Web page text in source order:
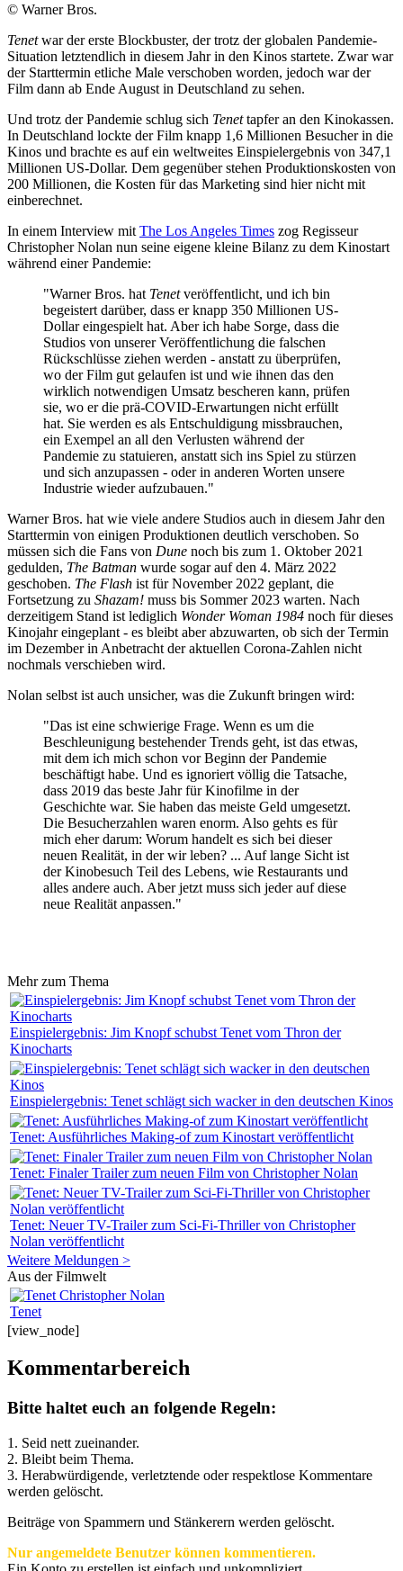
© Warner Bros.
Tenetwar der erste Blockbuster, der trotz der globalen Pandemie-
Situation letztendlich in diesem Jahr in den Kinos startete. Zwar war
der Starttermin etliche Male verschoben worden, jedoch war der
Film dann ab Ende August in Deutschland zu sehen.
Und trotz der Pandemie schlug sich Tenettapfer an den Kinokassen.
In Deutschland lockte der Film knapp 1,6 Millionen Besucher in die
Kinos und brachte es auf ein weltweites Einspielergebnis von 347,1
Millionen US-Dollar. Dem gegenüber stehen Produktionskosten von
200 Millionen, die Kosten für das Marketing sind hier nicht mit
einberechnet.
In einem Interview mit The Los Angeles Times zog Regisseur
Christopher Nolan nun seine eigene kleine Bilanz zu dem Kinostart
während einer Pandemie:
"Warner Bros. hat Tenetveröffentlicht, und ich bin
begeistert darüber, dass er knapp 350 Millionen US-
Dollar eingespielt hat. Aber ich habe Sorge, dass die
Studios von unserer Veröffentlichung die falschen
Rückschlüsse ziehen werden - anstatt zu überprüfen,
wo der Film gut gelaufen ist und wie ihnen das den
wirklich notwendigen Umsatz bescheren kann, prüfen
sie, wo er die prä-COVID-Erwartungen nicht erfüllt
hat. Sie werden es als Entschuldigung missbrauchen,
ein Exempel an all den Verlusten während der
Pandemie zu statuieren, anstatt sich ins Spiel zu stürzen
und sich anzupassen - oder in anderen Worten unsere
Industrie wieder aufzubauen."
Warner Bros. hat wie viele andere Studios auch in diesem Jahr den
Starttermin von einigen Produktionen deutlich verschoben. So
müssen sich die Fans von Dune noch bis zum 1. Oktober 2021
gedulden, The Batman wurde sogar auf den 4. März 2022
geschoben. The Flash ist für November 2022 geplant, die
Fortsetzung zu Shazam! muss bis Sommer 2023 warten. Nach
derzeitigem Stand ist lediglich Wonder Woman 1984 noch für dieses
Kinojahr eingeplant - es bleibt aber abzuwarten, ob sich der Termin
im Dezember in Anbetracht der aktuellen Corona-Zahlen nicht
nochmals verschieben wird.
Nolan selbst ist auch unsicher, was die Zukunft bringen wird:
"Das ist eine schwierige Frage. Wenn es um die
Beschleunigung bestehender Trends geht, ist das etwas,
mit dem ich mich schon vor Beginn der Pandemie
beschäftigt habe. Und es ignoriert völlig die Tatsache,
dass 2019 das beste Jahr für Kinofilme in der
Geschichte war. Sie haben das meiste Geld umgesetzt.
Die Besucherzahlen waren enorm. Also gehts es für
mich eher darum: Worum handelt es sich bei dieser
neuen Realität, in der wir leben? ... Auf lange Sicht ist
der Kinobesuch Teil des Lebens, wie Restaurants und
alles andere auch. Aber jetzt muss sich jeder auf diese
neue Realität anpassen."
Mehr zum Thema
Einspielergebnis: Jim Knopf schubst Tenet vom Thron der
Kinocharts
Einspielergebnis: Tenet schlägt sich wacker in den deutschen Kinos
Tenet: Ausführliches Making-of zum Kinostart veröffentlicht
Tenet: Finaler Trailer zum neuen Film von Christopher Nolan
Tenet: Neuer TV-Trailer zum Sci-Fi-Thriller von Christopher
Nolan veröffentlicht
Weitere Meldungen >
Aus der Filmwelt
Tenet
[view_node]
Kommentarbereich
Bitte haltet euch an folgende Regeln:
1. Seid nett zueinander.
2. Bleibt beim Thema.
3. Herabwürdigende, verletztende oder respektlose Kommentare
werden gelöscht.
Beiträge von Spammern und Stänkerern werden gelöscht.
Nur angemeldete Benutzer können kommentieren.